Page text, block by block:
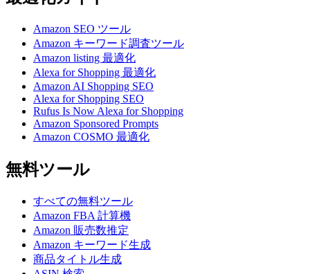
Amazon SEO ツール
Amazon キーワード調査ツール
Amazon listing 最適化
Alexa for Shopping 最適化
Amazon AI Shopping SEO
Alexa for Shopping SEO
Rufus Is Now Alexa for Shopping
Amazon Sponsored Prompts
Amazon COSMO 最適化
無料ツール
すべての無料ツール
Amazon FBA 計算機
Amazon 販売数推定
Amazon キーワード生成
商品タイトル生成